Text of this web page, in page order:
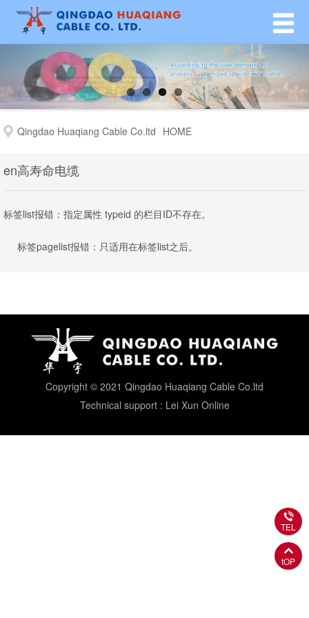
Qingdao Huaqiang Cable Co.ltd HOME
en高寿命电缆
标签list报错：指定属性 typeid 的栏目ID不存在。
标签pagelist报错：只适用在标签list之后。
Copyright © 2021 Qingdao Huaqiang Cable Co.ltd
Technical support : Lei Xun Online
TEL
tOP